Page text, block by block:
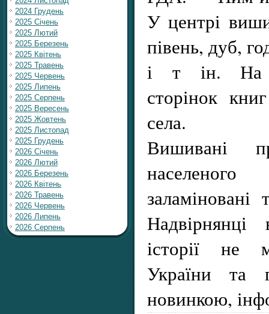
2024 Грудень
2025 Січень
2025 Лютий
2025 Березень
2025 Квітень
2025 Травень
2025 Червень
2025 Липень
2025 Серпень
2025 Вересень
2025 Жовтень
2025 Листопад
2025 Грудень
2026 Січень
2026 Лютий
2026 Березень
2026 Квітень
2026 Травень
2026 Червень
2026 Липень
2026 Серпень
У центрі
півень, дуб,
і т ін. На
сторінок
села.
Вишивані
історії не
України та
новинкою,